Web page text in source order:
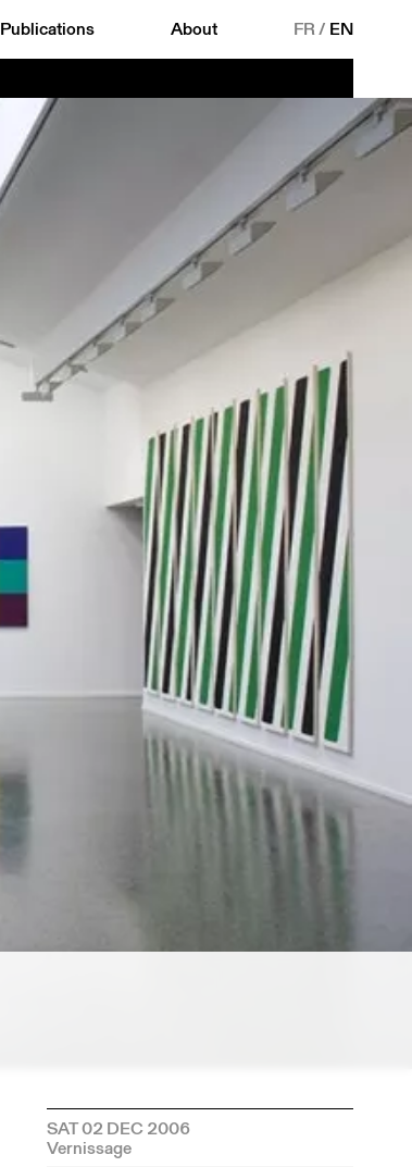
Publications About FR/ EN
SAT 02 DEC 2006